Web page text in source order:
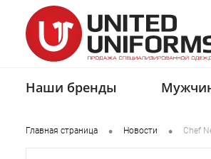
Наши бренды
Главная страница • Новости • Chef